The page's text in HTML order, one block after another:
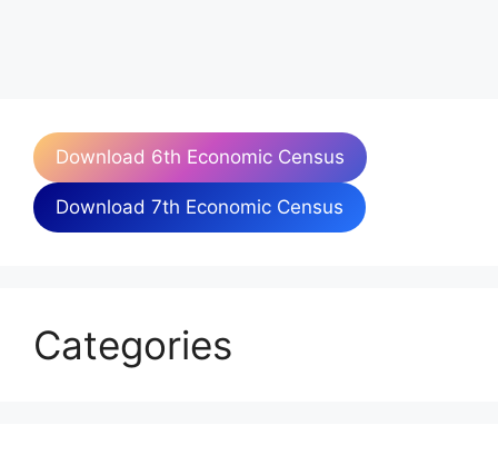
Download 6th Economic Census
Download 7th Economic Census
Categories